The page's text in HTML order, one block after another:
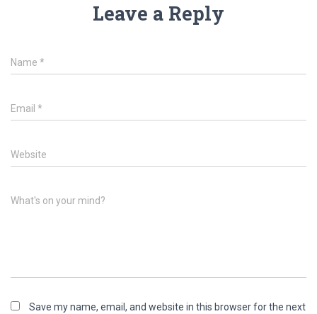
Leave a Reply
Name *
Email *
Website
What's on your mind?
Save my name, email, and website in this browser for the next